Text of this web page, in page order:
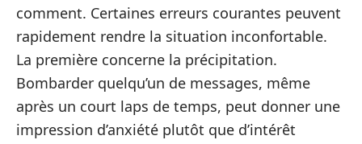
comment. Certaines erreurs courantes peuvent
rapidement rendre la situation inconfortable.
La première concerne la précipitation.
Bombarder quelqu’un de messages, même
après un court laps de temps, peut donner une
impression d’anxiété plutôt que d’intérêt